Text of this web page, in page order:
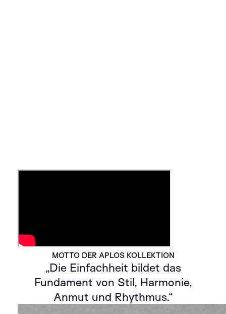
MOTTO DER APLOS KOLLEKTION
„Die Einfachheit bildet das
Fundament von Stil, Harmonie,
Anmut und Rhythmus.“